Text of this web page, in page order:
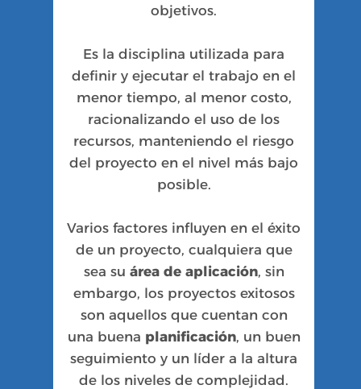
objetivos.
Es la disciplina utilizada para
definir y ejecutar el trabajo en el
menor tiempo, al menor costo,
racionalizando el uso de los
recursos, manteniendo el riesgo
del proyecto en el nivel más bajo
posible.
Varios factores influyen en el éxito
de un proyecto, cualquiera que
sea su área de aplicación, sin
embargo, los proyectos exitosos
son aquellos que cuentan con
una buena planificación, un buen
seguimiento y un líder a la altura
de los niveles de complejidad.